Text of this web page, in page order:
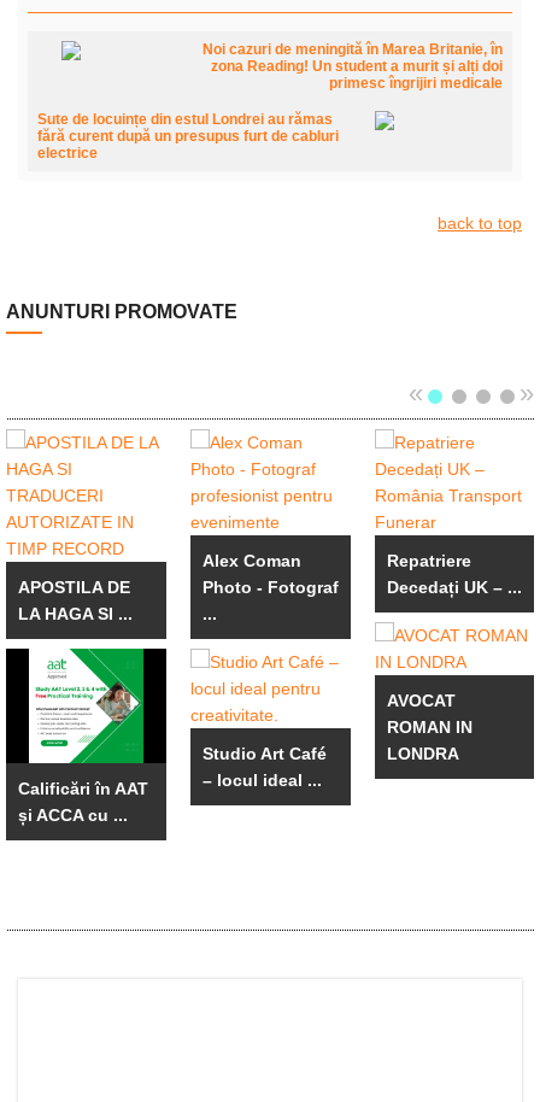
Noi cazuri de meningită în Marea Britanie, în
zona Reading! Un student a murit și alți doi
primesc îngrijiri medicale
Sute de locuințe din estul Londrei au rămas
fără curent după un presupus furt de cabluri
electrice
back to top
ANUNTURI PROMOVATE
« »
APOSTILA DE
LA HAGA SI ...
Calificări în AAT
și ACCA cu ...
Alex Coman
Photo - Fotograf
...
Studio Art Café
– locul ideal ...
Repatriere
Decedați UK – ...
AVOCAT
ROMAN IN
LONDRA